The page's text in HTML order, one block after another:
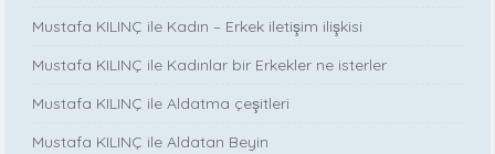
Mustafa KILINÇ ile Kadın – Erkek iletişim ilişkisi
Mustafa KILINÇ ile Kadınlar bir Erkekler ne isterler
Mustafa KILINÇ ile Aldatma çeşitleri
Mustafa KILINÇ ile Aldatan Beyin